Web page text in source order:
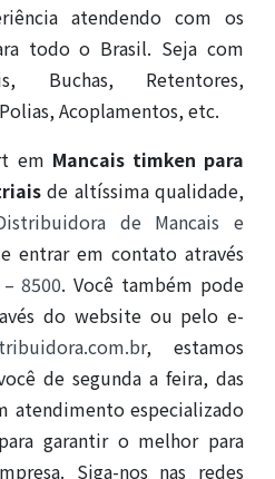
atendendo com os
todo o Brasil. Seja com
Buchas, Retentores,
Acoplamentos, etc.
em Mancais timken para
de altíssima qualidade,
de Mancais e
entrar em contato através
8500. Você também pode
do website ou pelo e-
, estamos
de segunda a feira, das
atendimento especializado
garantir o melhor para
Siga-nos nas redes